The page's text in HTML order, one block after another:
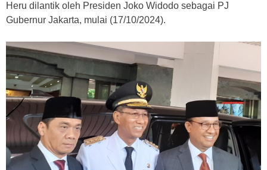
Heru dilantik oleh Presiden Joko Widodo sebagai PJ
Gubernur Jakarta, mulai (17/10/2024).